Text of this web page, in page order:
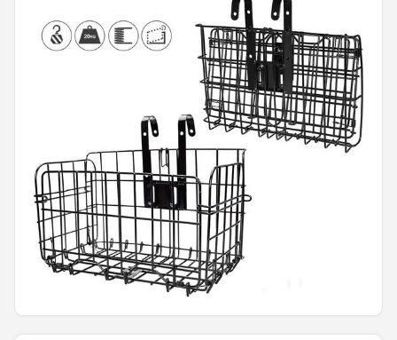
Elektrische fietsen
POPULAIRE MERKEN
Basil
Volare
ABUS